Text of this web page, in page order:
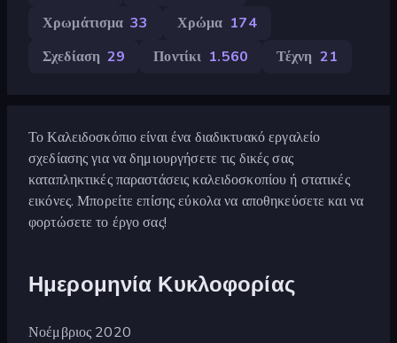
Χρωμάτισμα 33 Χρώμα 174
Σχεδίαση 29 Ποντίκι 1.560 Τέχνη 21
Το Καλειδοσκόπιο είναι ένα διαδικτυακό εργαλείο
σχεδίασης για να δημιουργήσετε τις δικές σας
καταπληκτικές παραστάσεις καλειδοσκοπίου ή στατικές
εικόνες. Μπορείτε επίσης εύκολα να αποθηκεύσετε και να
φορτώσετε το έργο σας!
Ημερομηνία Κυκλοφορίας
Νοέμβριος 2020